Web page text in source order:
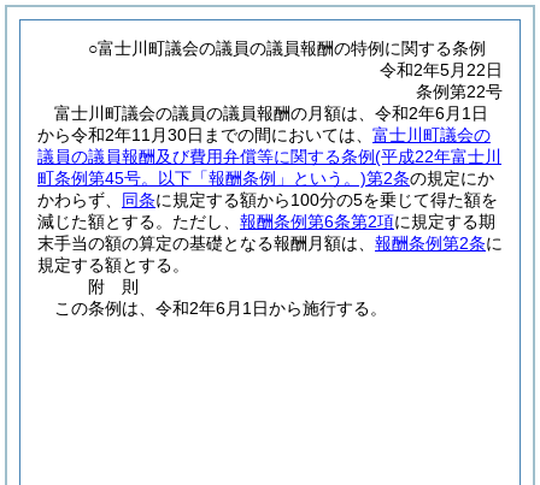
○富士川町議会の議員の議員報酬の特例に関する条例
令和2年5月22日
条例第22号
富士川町議会の議員の議員報酬の月額は、令和2年6月1日
から令和2年11月30日までの間においては、 富士川町議会の
議員の議員報酬及び費用弁償等に関する条例(平成22年富士川
町条例第45号。以下「報酬条例」という。)第2条の規定にか
かわらず、 同条に規定する額から100分の5を乗じて得た額を
減じた額とする。 ただし、 報酬条例第6条第2項に規定する期
末手当の額の算定の基礎となる報酬月額は、 報酬条例第2条に
規定する額とする。
附 則
この条例は、令和2年6月1日から施行する。